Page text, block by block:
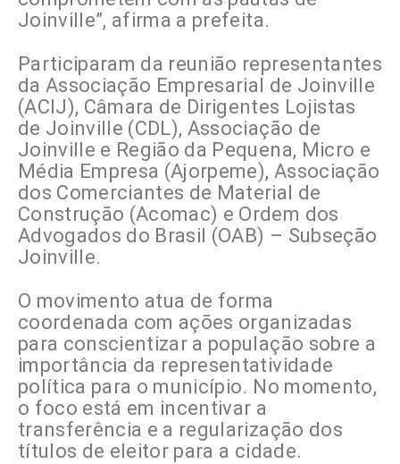
Joinville”, afirma a prefeita.
Participaram da reunião representantes
da Associação Empresarial de Joinville
(ACIJ), Câmara de Dirigentes Lojistas
de Joinville (CDL), Associação de
Joinville e Região da Pequena, Micro e
Média Empresa (Ajorpeme), Associação
dos Comerciantes de Material de
Construção (Acomac) e Ordem dos
Advogados do Brasil (OAB) – Subseção
Joinville.
O movimento atua de forma
coordenada com ações organizadas
para conscientizar a população sobre a
importância da representatividade
política para o município. No momento,
o foco está em incentivar a
transferência e a regularização dos
títulos de eleitor para a cidade.